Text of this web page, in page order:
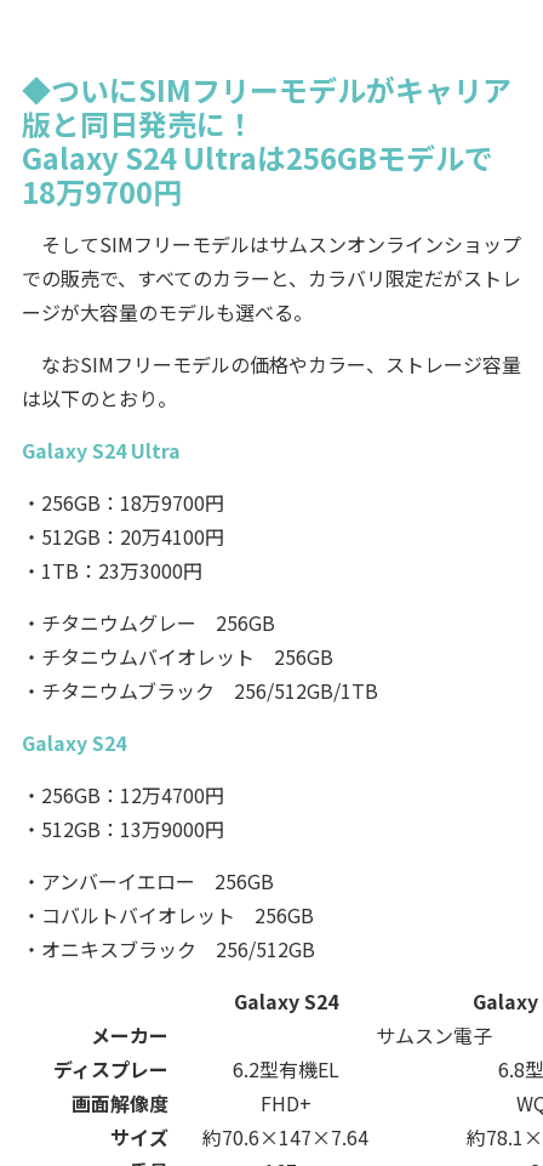
◆ついにSIMフリーモデルがキャリア
版と同日発売に！
Galaxy S24 Ultraは256GBモデルで
18万9700円
そしてSIMフリーモデルはサムスンオンラインショップ
での販売で、すべてのカラーと、カラバリ限定だがストレ
ージが大容量のモデルも選べる。
なおSIMフリーモデルの価格やカラー、ストレージ容量
は以下のとおり。
Galaxy S24 Ultra
・256GB：18万9700円
・512GB：20万4100円
・1TB：23万3000円
・チタニウムグレー 256GB
・チタニウムバイオレット 256GB
・チタニウムブラック 256/512GB/1TB
Galaxy S24
・256GB：12万4700円
・512GB：13万9000円
・アンバーイエロー 256GB
・コバルトバイオレット 256GB
・オニキスブラック 256/512GB
Galaxy S24
メーカー
サムスン電子
ディスプレー
6.2型有機EL
6.8
画面解像度
FHD+
サイズ
約70.6×147×7.64
約